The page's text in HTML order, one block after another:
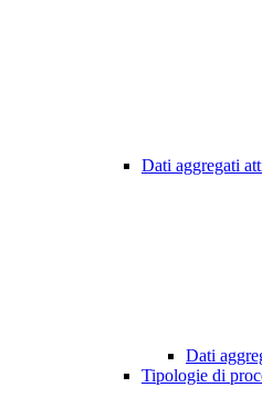
Dati aggregati
Dati
Tipologie di